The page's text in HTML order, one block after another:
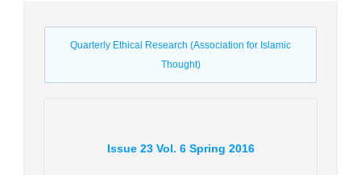
Quarterly Ethical Research (Association for Islamic
Thought)
Issue23 Vol. 6 Spring 2016